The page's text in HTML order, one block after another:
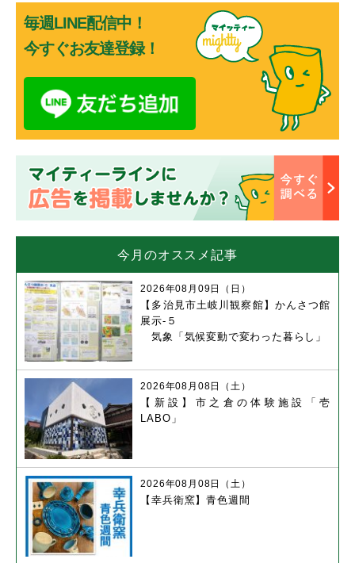
毎週LINE配信中！
今すぐお友達登録！
今月のオススメ記事
【多治見市土岐川観察館】かんさつ館
展示-５
気象「気候変動で変わった暮らし」
2026年08月09日（日）
【新設】市之倉の体験施設「壱
LABO」
2026年08月08日（土）
【幸兵衛窯】青色週間
2026年08月08日（土）